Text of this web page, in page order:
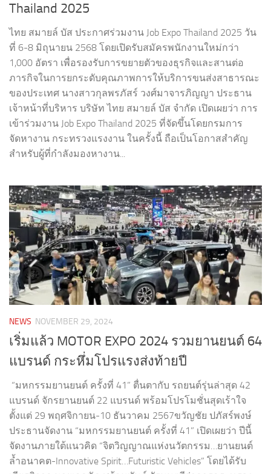
Thailand 2025
ไทย สมายล์ บัส ประกาศร่วมงาน Job Expo Thailand 2025 วัน
ที่ 6-8 มิถุนายน 2568 โดยเปิดรับสมัครพนักงานใหม่กว่า
1,000 อัตรา เพื่อรองรับการขยายตัวของธุรกิจและสานต่อ
ภารกิจในการยกระดับคุณภาพการให้บริการขนส่งสาธารณะ
ของประเทศ นางสาวกุลพรภัสร์ วงศ์มาจารภิญญา ประธาน
เจ้าหน้าที่บริหาร บริษัท ไทย สมายล์ บัส จำกัด เปิดเผยว่า การ
เข้าร่วมงาน Job Expo Thailand 2025 ที่จัดขึ้นโดยกรมการ
จัดหางาน กระทรวงแรงงาน ในครั้งนี้ ถือเป็นโอกาสสำคัญ
สำหรับผู้ที่กำลังมองหางาน...
NEWS NOVEMBER 29, 2024
เริ่มแล้ว MOTOR EXPO 2024 รวมยานยนต์ 64
แบรนด์ กระหึ่มโปรแรงส่งท้ายปี
“มหกรรมยานยนต์ ครั้งที่ 41” ตื่นตากับ รถยนต์รุ่นล่าสุด 42
แบรนด์ จักรยานยนต์ 22 แบรนด์ พร้อมโปรโมชั่นสุดเร้าใจ
ตั้งแต่ 29 พฤศจิกายน-10 ธันวาคม 2567ขวัญชัย ปภัสร์พงษ์
ประธานจัดงาน “มหกรรมยานยนต์ ครั้งที่ 41” เปิดเผยว่า ปีนี้
จัดงานภายใต้แนวคิด “จิตวิญญาณแห่งนวัตกรรม…ยานยนต์
ล้ำอนาคต-Innovative Spirit…Futuristic Vehicles” โดยได้รับ